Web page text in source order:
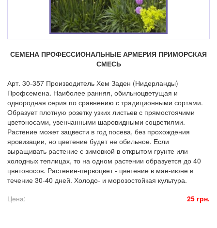
СЕМЕНА ПРОФЕССИОНАЛЬНЫЕ АРМЕРИЯ ПРИМОРСКАЯ
СМЕСЬ
Арт. 30-357 Производитель Хем Заден (Нидерланды)
Профсемена. Наиболее ранняя, обильноцветущая и
однородная серия по сравнению с традиционными сортами.
Образует плотную розетку узких листьев с прямостоячими
цветоносами, увенчанными шаровидными соцветиями.
Растение может зацвести в год посева, без прохождения
яровизации, но цветение будет не обильное. Если
выращивать растение с зимовкой в открытом грунте или
холодных теплицах, то на одном растении образуется до 40
цветоносов. Растение-первоцвет - цветение в мае-июне в
течение 30-40 дней. Холодо- и морозостойкая культура.
Цена:
25 грн.